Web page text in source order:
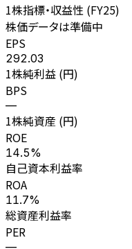
1株指標・収益性 (FY25)
株価データは準備中
EPS
292.03
1株純利益 (円)
BPS
—
1株純資産 (円)
ROE
14.5%
自己資本利益率
ROA
11.7%
総資産利益率
PER